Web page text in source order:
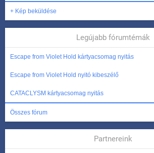
+ Kép beküldése
Legújabb fórumtémák
Escape from Violet Hold kártyacsomag nyitás
Escape from Violet Hold nyitó kibeszélő
CATACLYSM kártyacsomag nyitás
Összes fórum
Partnereink